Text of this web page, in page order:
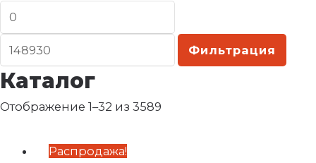
Фильтрация
Каталог
Отображение 1–32 из 3589
Распродажа!Первоначальная